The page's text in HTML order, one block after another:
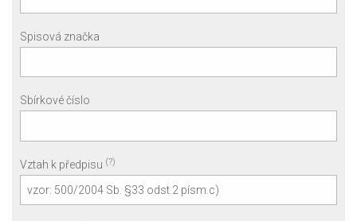
Spisová značka
Sbírkové číslo
Vztah k předpisu (?)